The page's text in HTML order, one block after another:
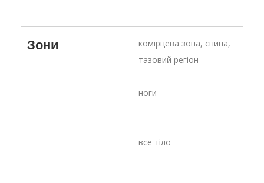
Зони
комірцева зона, спина,
тазовий регіон
ноги
все тіло